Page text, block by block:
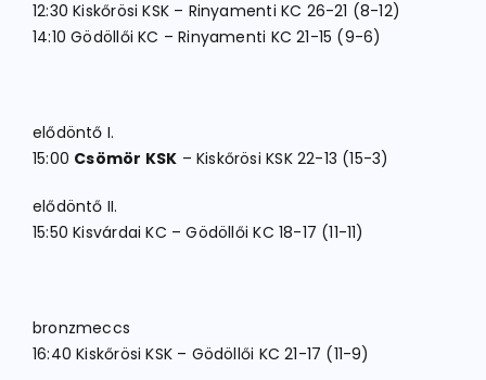
12:30 Kiskőrösi KSK – Rinyamenti KC 26-21 (8-12)
14:10 Gödöllői KC – Rinyamenti KC 21-15 (9-6)
elődöntő I.
15:00 Csömör KSK – Kiskőrösi KSK 22-13 (15-3)
elődöntő II.
15:50 Kisvárdai KC – Gödöllői KC 18-17 (11-11)
bronzmeccs
16:40 Kiskőrösi KSK – Gödöllői KC 21-17 (11-9)